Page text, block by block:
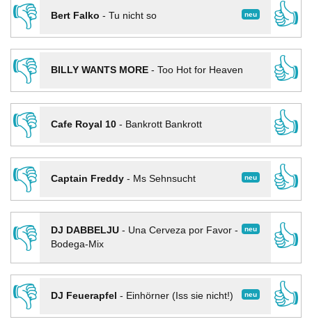
👎
neu
Bert Falko - Tu nicht so
👍
👎
BILLY WANTS MORE- Too Hot for Heaven
👍
👎
Cafe Royal 10- Bankrott Bankrott
👍
👎
neu
Captain Freddy- Ms Sehnsucht
👍
👎
neu
DJ DABBELJU- Una Cerveza por Favor -
Bodega-Mix
👍
👎
neu
DJ Feuerapfel - Einhörner (Iss sie nicht!)
👍